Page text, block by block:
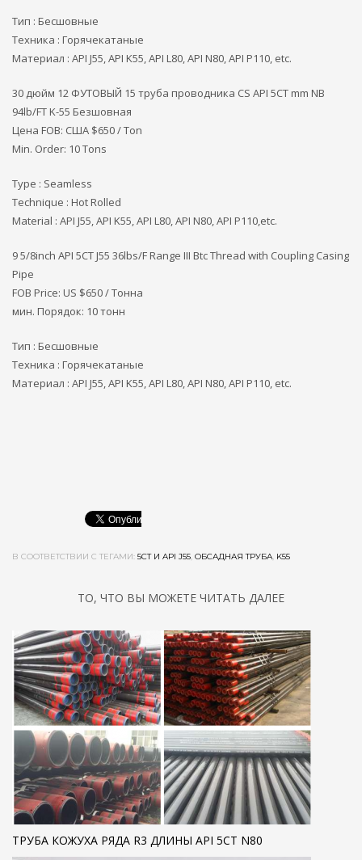
Тип : Бесшовные
Техника : Горячекатаные
Материал : API J55, API K55, API L80, API N80, API P110, etc.
30 дюйм 12 ФУТОВЫЙ 15 труба проводника CS API 5CT mm NB
94lb/FT K-55 Безшовная
Цена FOB: США $650 / Ton
Min. Order: 10 Tons
Type : Seamless
Technique : Hot Rolled
Material : API J55, API K55, API L80, API N80, API P110,etc.
9 5/8inch API 5CT J55 36lbs/F Range III Btc Thread with Coupling Casing
Pipe
FOB Price: US $650 / Тонна
мин. Порядок: 10 тонн
Тип : Бесшовные
Техника : Горячекатаные
Материал : API J55, API K55, API L80, API N80, API P110, etc.
В СООТВЕТСТВИИ С ТЕГАМИ: 5СТ И API J55 ОБСАДНАЯ ТРУБА K55
ТО, ЧТО ВЫ МОЖЕТЕ ЧИТАТЬ ДАЛЕЕ
ТРУБА КОЖУХА РЯДА R3 ДЛИНЫ API 5CT N80